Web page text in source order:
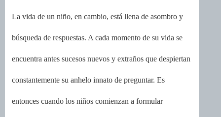
La vida de un niño, en cambio, está llena de asombro y
búsqueda de respuestas. A cada momento de su vida se
encuentra antes sucesos nuevos y extraños que despiertan
constantemente su anhelo innato de preguntar. Es
entonces cuando los niños comienzan a formular